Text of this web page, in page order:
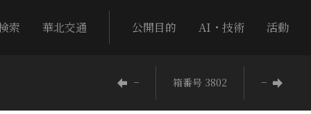
索 華北交通 公開目的 AI・技術 活動
− 箱番号 3802 −